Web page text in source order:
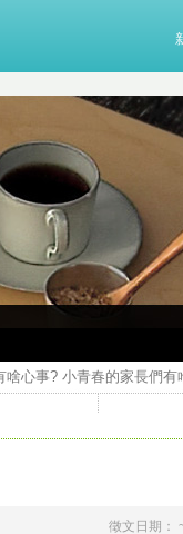
心事? 小青春的家長們有
徵文日期：